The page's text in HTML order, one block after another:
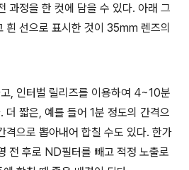
과정을 한 컷에 담을 수 있다. 아래 그
흰 선으로 표시한 것이 35mm 렌즈의
, 인터벌 릴리즈를 이용하여 4~10분
더 짧은, 예를 들어 1분 정도의 간격으
격으로 뽑아내어 합칠 수도 있다. 한가
전 후로 ND필터를 빼고 적정 노출로